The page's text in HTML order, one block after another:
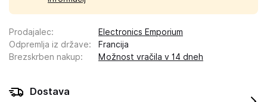
Prodajalec:
Electronics Emporium
Odpremlja iz države:
Francija
Brezskrben nakup: Možnost vračila v 14 dneh
Dostava